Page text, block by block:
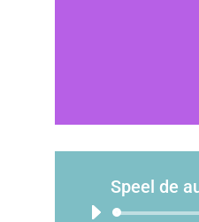
Speel de